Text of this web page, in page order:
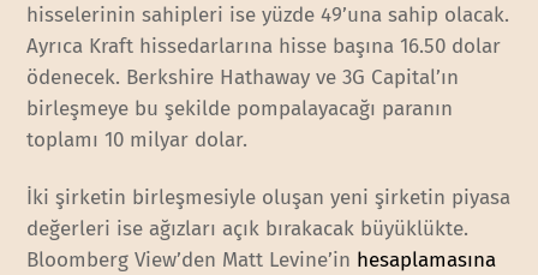
hisselerinin sahipleri ise yüzde 49’una sahip olacak.
Ayrıca Kraft hissedarlarına hisse başına 16.50 dolar
ödenecek. Berkshire Hathaway ve 3G Capital’ın
birleşmeye bu şekilde pompalayacağı paranın
toplamı 10 milyar dolar.
İki şirketin birleşmesiyle oluşan yeni şirketin piyasa
değerleri ise ağızları açık bırakacak büyüklükte.
Bloomberg View’den Matt Levine’in hesaplamasına